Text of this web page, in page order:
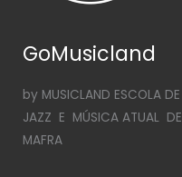
GoMusicland
by MUSICLAND ESCOLA DE
JAZZ E MÚSICA ATUAL DE
MAFRA